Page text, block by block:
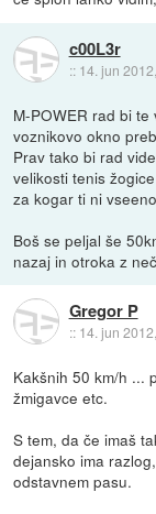
c00L3r
:: 14. jun
M-POWER rad bi
voznikovo okno
Prav tako bi rad
velikosti tenis
za kogar ti ni
Boš se peljal še
nazaj in otroka z
Gregor P
:: 14. jun
Kakšnih 50 km/h ...
žmigavce etc.
S tem, da če imaš
dejansko ima
odstavnem pasu.